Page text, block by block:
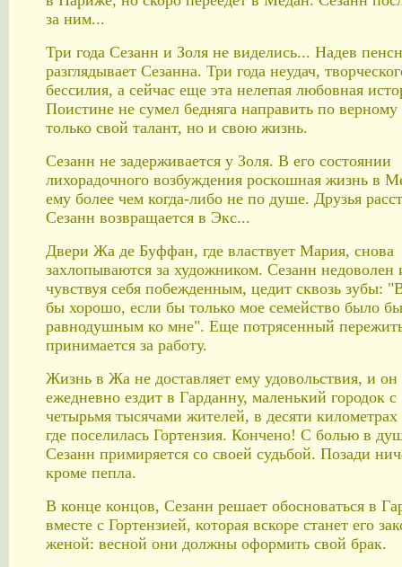
за ним...
Три года Сезанн и Золя не виделись... Надев
разглядывает Сезанна. Три года неудач,
бессилия, а сейчас еще эта нелепая любовная
Поистине не сумел бедняга направить по
только свой талант, но и свою жизнь.
Сезанн не задерживается у Золя. В его состоянии
лихорадочного возбуждения роскошная жизнь в
ему более чем когда-либо не по душе. Друзья
Сезанн возвращается в Экс...
Двери Жа де Буффан, где властвует Мария, снова
захлопываются за художником. Сезанн недоволен
чувствуя себя побежденным, цедит сквозь зубы:
бы хорошо, если бы только мое семейство было
равнодушным ко мне". Еще потрясенный
принимается за работу.
Жизнь в Жа не доставляет ему удовольствия, и он
ежедневно ездит в Гарданну, маленький городок с
четырьмя тысячами жителей, в десяти
где поселилась Гортензия. Кончено! С болью в
Сезанн примиряется со своей судьбой. Позади
кроме пепла.
В конце концов, Сезанн решает обосноваться в
вместе с Гортензией, которая вскоре станет его
женой: весной они должны оформить свой брак.